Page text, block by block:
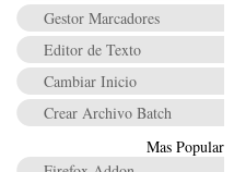
Gestor Marcadores
Editor de Texto
Cambiar Inicio
Crear Archivo Batch
Mas Popular